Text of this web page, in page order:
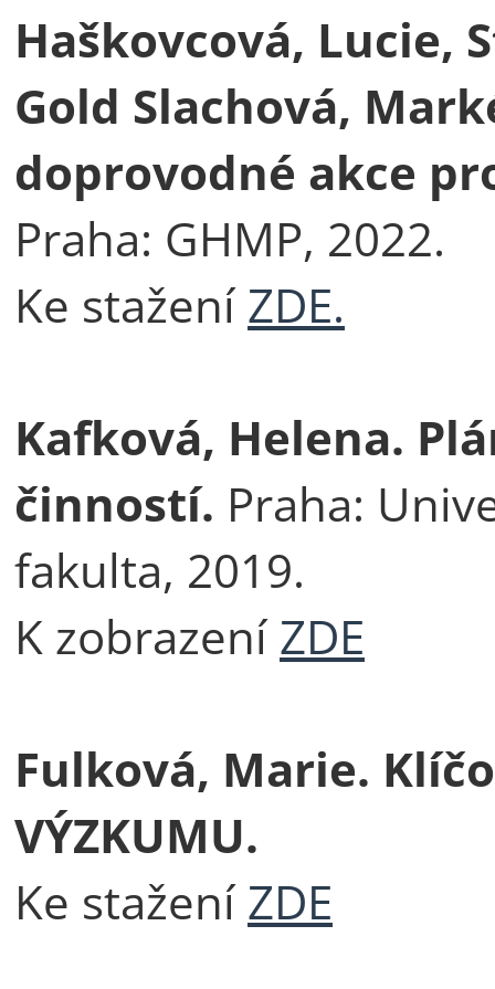
Haškovcová, Lucie,
Gold Slachová,
doprovodné akce
Praha: GHMP, 2022.
Ke staženíZDE.
Kafková, Helena.
činností. Praha:
fakulta, 2019.
K zobrazeníZDE
Fulková, Marie.
VÝZKUMU.
Ke staženíZDE